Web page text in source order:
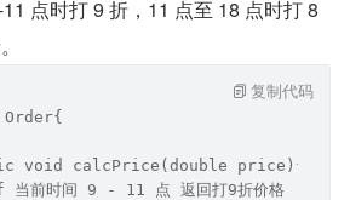
点时打 9 折，11 点至 18 点时打 8
void calcPrice(double price){
if 当前时间 9 - 11 点 返回打9折价格
复制代码